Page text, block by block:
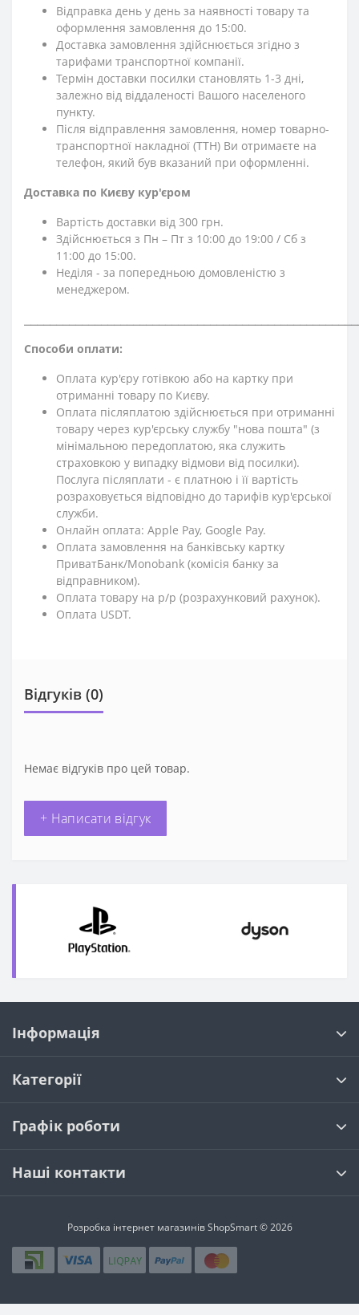
Відправка день у день за наявності товару та
оформлення замовлення до 15:00.
Доставка замовлення здійснюється згідно з
тарифами транспортної компанії.
Термін доставки посилки становлять 1-3 дні,
залежно від віддаленості Вашого населеного
пункту.
Після відправлення замовлення, номер товарно-
транспортної накладної (ТТН) Ви отримаєте на
телефон, який був вказаний при оформленні.
Доставка по Києву кур'єром
Вартість доставки від 300 грн.
Здійснюється з Пн – Пт з 10:00 до 19:00 / Сб з
11:00 до 15:00.
Неділя - за попередньою домовленістю з
менеджером.
Способи оплати:
Оплата кур'єру готівкою або на картку при
отриманні товару по Києву.
Оплата післяплатою здійснюється при отриманні
товару через кур'єрську службу "нова пошта" (з
мінімальною передоплатою, яка служить
страховкою у випадку відмови від посилки).
Послуга післяплати - є платною і її вартість
розраховується відповідно до тарифів кур'єрської
служби.
Онлайн оплата: Apple Pay, Google Pay.
Оплата замовлення на банківську картку
ПриватБанк/Monobank (комісія банку за
відправником).
Оплата товару на р/р (розрахунковий рахунок).
Оплата USDT.
Відгуків (0)
Немає відгуків про цей товар.
+ Написати відгук
Інформація
Категорії
Графік роботи
Наші контакти
Розробка інтернет магазинівShopSmart © 2026